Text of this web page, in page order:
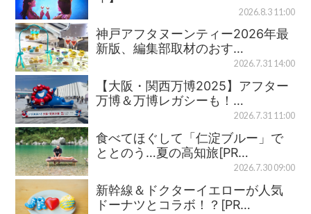
2026.8.3 11:00
神戸アフタヌーンティー2026年最
新版、編集部取材のおす…
2026.7.31 14:00
【大阪・関西万博2025】アフター
万博＆万博レガシーも！…
2026.7.31 11:00
食べてほぐして「仁淀ブルー」で
ととのう…夏の高知旅[PR…
2026.7.30 09:00
新幹線＆ドクターイエローが人気
ドーナツとコラボ！？[PR…